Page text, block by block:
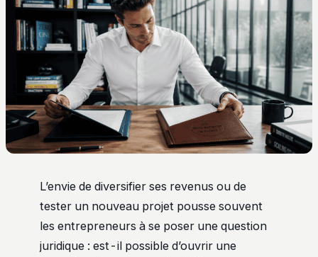
L’envie de diversifier ses revenus ou de
tester un nouveau projet pousse souvent
les entrepreneurs à se poser une question
juridique : est-il possible d’ouvrir une